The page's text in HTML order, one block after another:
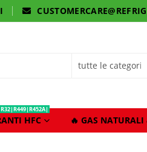
HFC 🔥 GAS